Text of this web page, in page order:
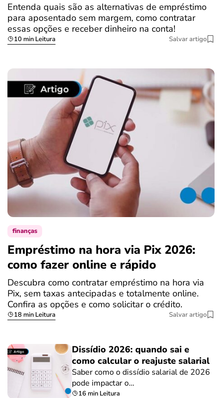
Entenda quais são as alternativas de empréstimo
para aposentado sem margem, como contratar
essas opções e receber dinheiro na conta!
10 min Leitura Salvar artigo
finanças
Empréstimo na hora via Pix 2026:
como fazer online e rápido
Descubra como contratar empréstimo na hora via
Pix, sem taxas antecipadas e totalmente online.
Confira as opções e como solicitar o crédito.
18 min Leitura Salvar artigo
Dissídio 2026: quando sai e
como calcular o reajuste salarial
Saber como o dissídio salarial de 2026
pode impactar o…
16 min Leitura